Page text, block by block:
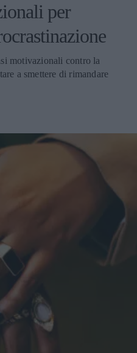
per
motivazionali contro la
a smettere di rimandare